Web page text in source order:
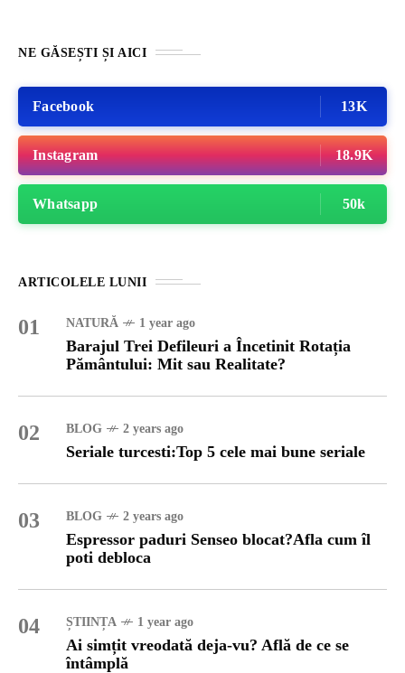
NE GĂSEȘTI ȘI AICI
Facebook 13K
Instagram 18.9K
Whatsapp 50k
ARTICOLELE LUNII
01 NATURĂ 1 year ago
Barajul Trei Defileuri a Încetinit Rotația
Pământului: Mit sau Realitate?
02 BLOG 2 years ago
Seriale turcesti:Top 5 cele mai bune seriale
03 BLOG 2 years ago
Espressor paduri Senseo blocat?Afla cum îl
poti debloca
04 ȘTIINȚA 1 year ago
Ai simțit vreodată deja-vu? Află de ce se
întâmplă